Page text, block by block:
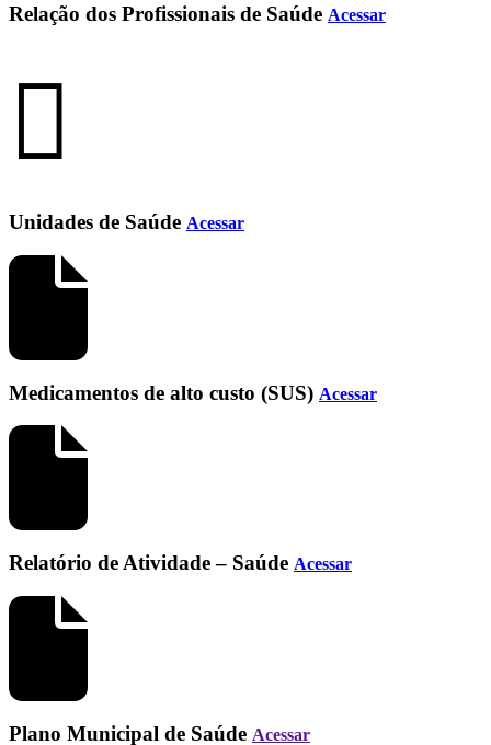
Relação dos Profissionais de Saúde Acessar
Unidades de Saúde Acessar
Medicamentos de alto custo (SUS) Acessar
Relatório de Atividade – Saúde Acessar
Plano Municipal de Saúde Acessar